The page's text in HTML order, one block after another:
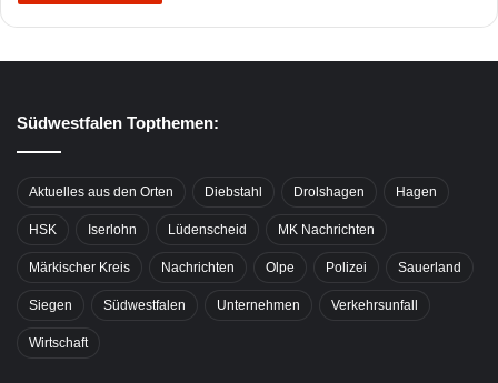
Südwestfalen Topthemen:
Aktuelles aus den Orten Diebstahl Drolshagen Hagen
HSK Iserlohn Lüdenscheid MK Nachrichten
Märkischer Kreis Nachrichten Olpe Polizei Sauerland
Siegen Südwestfalen Unternehmen Verkehrsunfall
Wirtschaft